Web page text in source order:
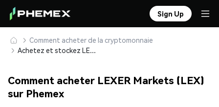
Sign Up
Comment acheter de la cryptomonnaie
Achetez et stockez LEXER Markets (LEX) en toute sécurité
Comment acheter LEXER Markets (LEX)
sur Phemex